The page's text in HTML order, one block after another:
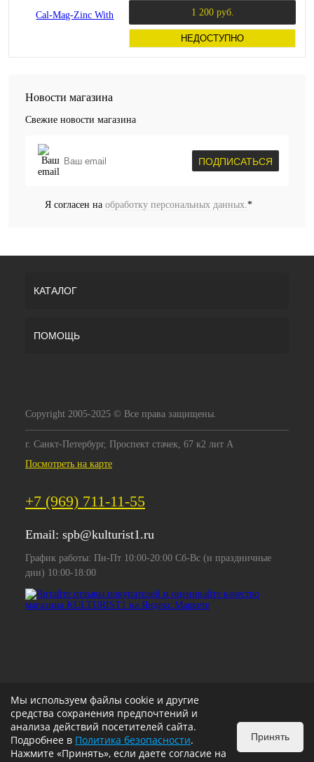
1 200 руб.
НЕДОСТУПНО
Новости магазина
Свежие новости магазина
ПОДПИСАТЬСЯ
Я согласен на обработку персональных данных. *
КАТАЛОГ
ПОМОЩЬ
Copyright 2005-2025 © Все права защищены.
г. Санкт-Петербург, Проспект стачек, 67 к2 лит А
Посмотреть на карте
+7 (969) 711-11-55
Email: spb@kulturist1.ru
График работы: Пн-Пт 10:00-20:00 Сб-Вс (и праздничные
дни) 10:00-18:00
Мы используем файлы cookie и другие
средства сохранения предпочтений и
анализа действий посетителей сайта.
Подробнее в Политика безопасности.
Нажмите «Принять», если даете согласие на
Принять